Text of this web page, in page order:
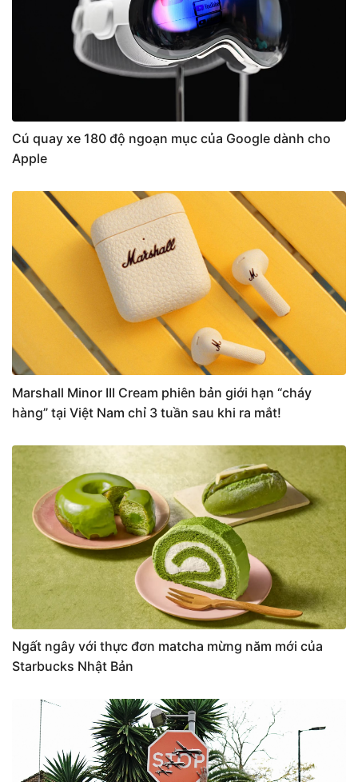
Cú quay xe 180 độ ngoạn mục của Google dành cho
Apple
Marshall Minor III Cream phiên bản giới hạn “cháy
hàng” tại Việt Nam chỉ 3 tuần sau khi ra mắt!
Ngất ngây với thực đơn matcha mừng năm mới của
Starbucks Nhật Bản